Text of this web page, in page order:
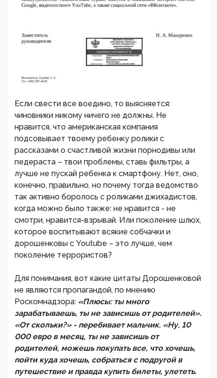
Если свести все воедино, то выясняется:
чиновники никому ничего не должны. Не
нравится, что американская компания
подсовывает твоему ребенку ролики с
рассказами о счастливой жизни порнодивы или
педераста – твои проблемы, ставь фильтры, а
лучше не пускай ребенка к смартфону. Нет, оно,
конечно, правильно, но почему тогда ведомство
так активно боролось с роликами джихадистов,
когда можно было также: не нравится - не
смотри, нравится-взрывай. Или поколение шлюх,
которое воспитывают всякие собчачки и
дорошенковы с Youtube – это лучше, чем
поколение террористов?
Для понимания, вот какие цитаты Дорошенковой
не являются пропагандой, по мнению
Роскомнадзора: «Плюсы: ты много
зарабатываешь, ты не зависишь от родителей».
«От скольки?» - перебивает мальчик. «Ну, 10
000 евро в месяц, ты не зависишь от
родителей, можешь покупать все, что хочешь,
пойти куда хочешь, собраться с подругой в
путешествие и правда купить билеты, улететь.